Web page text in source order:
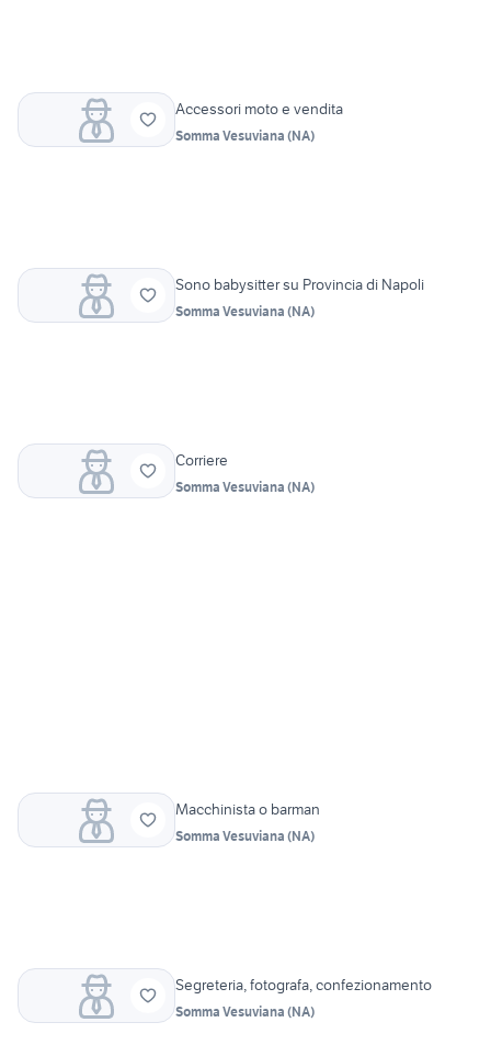
Accessori moto e vendita
Somma Vesuviana (NA)
Sono babysitter su Provincia di Napoli
Somma Vesuviana (NA)
Corriere
Somma Vesuviana (NA)
Macchinista o barman
Somma Vesuviana (NA)
Segreteria, fotografa, confezionamento
Somma Vesuviana (NA)